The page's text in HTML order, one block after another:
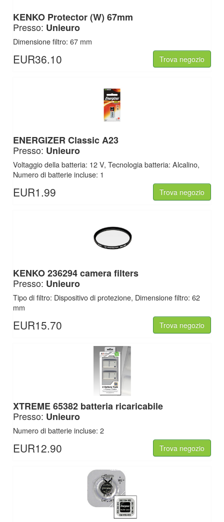
KENKO Protector (W) 67mm
Presso: Unieuro
Dimensione filtro: 67 mm
EUR36.10 Trova negozio
ENERGIZER Classic A23
Presso: Unieuro
Voltaggio della batteria: 12 V, Tecnologia batteria: Alcalino,
Numero di batterie incluse: 1
EUR1.99 Trova negozio
KENKO 236294 camera filters
Presso: Unieuro
Tipo di filtro: Dispositivo di protezione, Dimensione filtro: 62
mm
EUR15.70 Trova negozio
XTREME 65382 batteria ricaricabile
Presso: Unieuro
Numero di batterie incluse: 2
EUR12.90 Trova negozio